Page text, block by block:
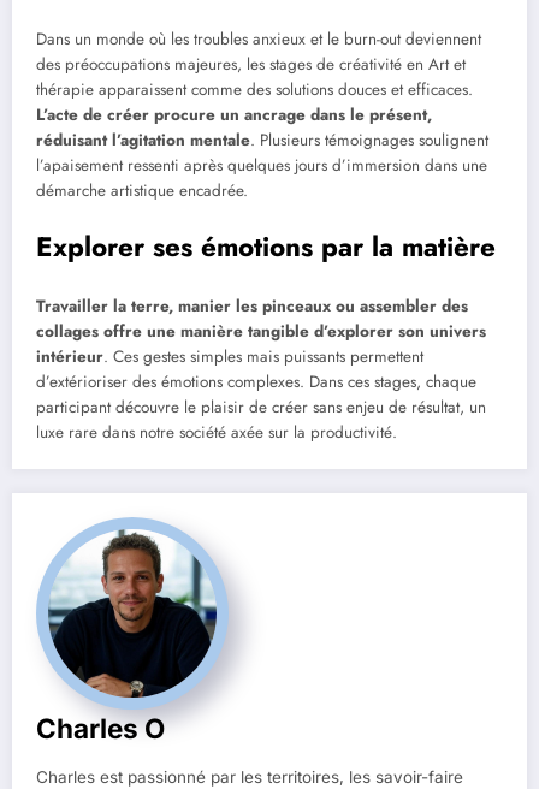
Dans un monde où les troubles anxieux et le burn-out deviennent
des préoccupations majeures, les stages de créativité en Art et
thérapie apparaissent comme des solutions douces et efficaces.
L’acte de créer procure un ancrage dans le présent,
réduisant l’agitation mentale. Plusieurs témoignages soulignent
l’apaisement ressenti après quelques jours d’immersion dans une
démarche artistique encadrée.
Explorer ses émotions par la matière
Travailler la terre, manier les pinceaux ou assembler des
collages offre une manière tangible d’explorer son univers
intérieur. Ces gestes simples mais puissants permettent
d’extérioriser des émotions complexes. Dans ces stages, chaque
participant découvre le plaisir de créer sans enjeu de résultat, un
luxe rare dans notre société axée sur la productivité.
Charles O
Charles est passionné par les territoires, les savoir-faire